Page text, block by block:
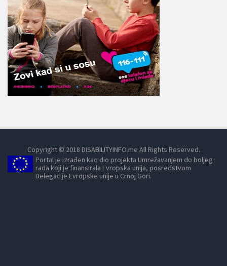
Copyright © 2018 DISABILITYINFO.me All Rights Reserved.
Portal je izrađen kao dio projekta Umrežavanjem do boljeg
rada koji je finansirala Evropska unija, posredstvom
Delegacije Evropske unije u Crnoj Gori.